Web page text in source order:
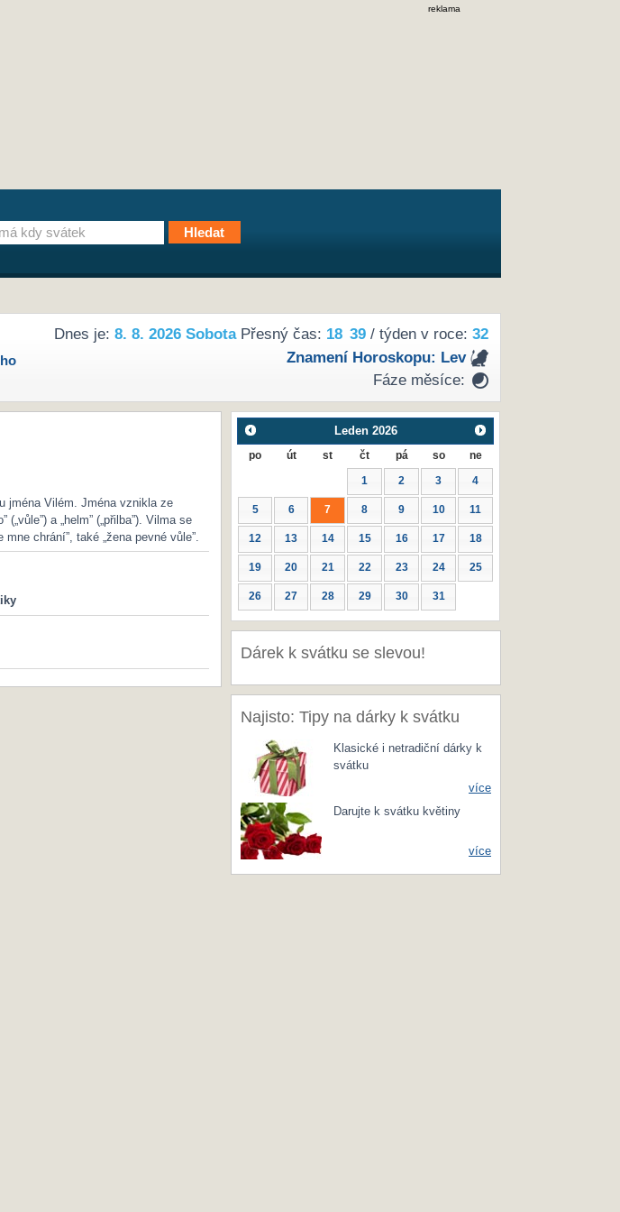
reklama
Dnes je: 8. 8. 2026 SobotaPřesný čas: 18 39/ týden v roce: 32
Znamení Horoskopu: Lev
Fáze měsíce:
jména Vilém. Jména vznikla ze
a „helm” („přilba”). Vilma se
chrání”, také „žena pevné vůle”.
Leden 2026
po út st čt pá so ne
1 2 3 4
5 6 7 8 9 10 11
12 13 14 15 16 17 18
19 20 21 22 23 24 25
26 27 28 29 30 31
Dárek k svátku se slevou!
Najisto: Tipy na dárky k svátku
Klasické i netradiční dárky k
svátku
více
Darujte k svátku květiny
více